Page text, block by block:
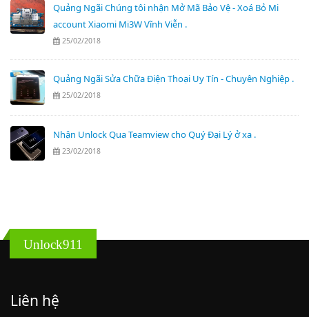
Quảng Ngãi Chúng tôi nhận Mở Mã Bảo Vệ - Xoá Bỏ Mi
account Xiaomi Mi3W Vĩnh Viễn .
25/02/2018
Quảng Ngãi Sửa Chữa Điện Thoại Uy Tín - Chuyên Nghiệp .
25/02/2018
Nhận Unlock Qua Teamview cho Quý Đại Lý ở xa .
23/02/2018
Unlock911
Liên hệ